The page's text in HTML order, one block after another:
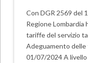
Con DGR 2569 del
Regione
tariffe del servizio
Adeguamento
01/07/2024 A